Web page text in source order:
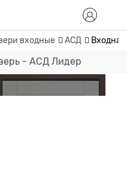
входные АСД
- АСД Лидер